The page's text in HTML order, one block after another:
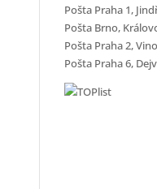
Pošta Praha 1,
Pošta Brno,
Pošta Praha 2,
Pošta Praha 6,